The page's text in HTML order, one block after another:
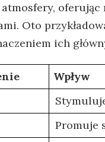
Oto
ich‌
Wpływ
Promuje